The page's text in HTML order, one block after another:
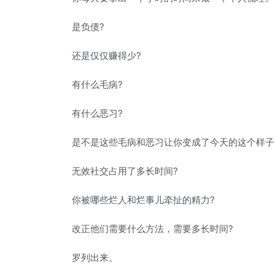
是负债?
还是仅仅赚得少?
有什么毛病?
有什么恶习?
是不是这些毛病和恶习让你变成了今天的这个样
无效社交占用了多长时间?
你被哪些烂人和烂事儿牵扯的精力?
改正他们需要什么方法，需要多长时间?
罗列出来。